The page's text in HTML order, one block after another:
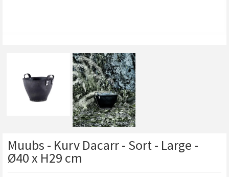
Muubs - Kurv Dacarr - Sort - Large -
Ø40 x H29 cm